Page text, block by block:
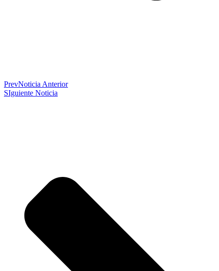
PrevNoticia Anterior
SIguiente Noticia